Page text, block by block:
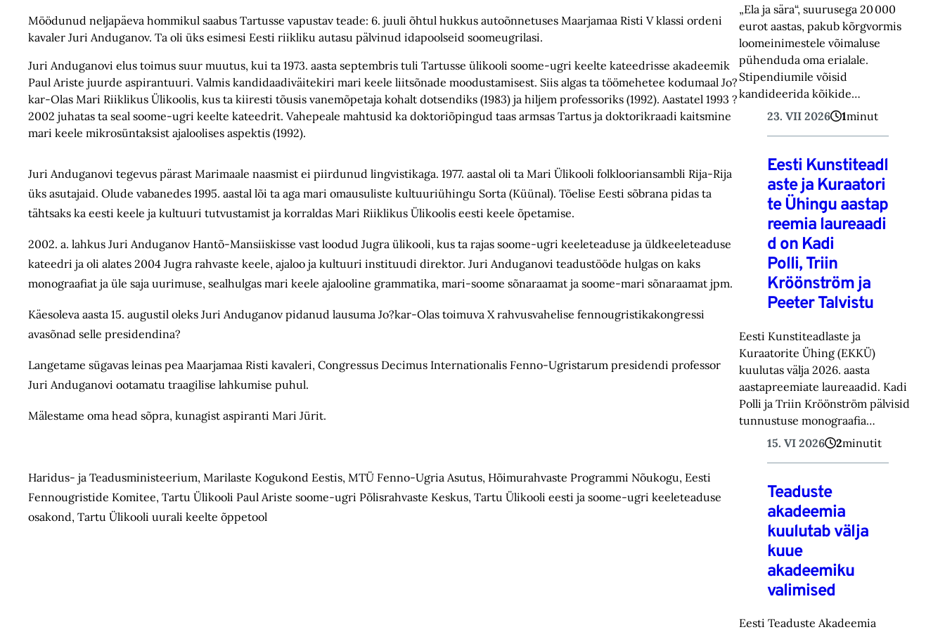
Möödunud neljapäeva hommikul saabus Tartusse vapustav teade: 6. juuli õhtul hukkus autoõnnetuses Maarjamaa Risti V klassi ordeni
kavaler Juri Anduganov. Ta oli üks esimesi Eesti riikliku autasu pälvinud idapoolseid soomeugrilasi.
Juri Anduganovi elus toimus suur muutus, kui ta 1973. aasta septembris tuli Tartusse ülikooli soome-ugri keelte kateedrisse akadeemik
Paul Ariste juurde aspirantuuri. Valmis kandidaadiväitekiri mari keele liitsõnade moodustamisest. Siis algas ta töömehetee kodumaal Jo?
kar-Olas Mari Riiklikus Ülikoolis, kus ta kiiresti tõusis vanemõpetaja kohalt dotsendiks (1983) ja hiljem professoriks (1992). Aastatel 1993 ?
2002 juhatas ta seal soome-ugri keelte kateedrit. Vahepeale mahtusid ka doktoriõpingud taas armsas Tartus ja doktorikraadi kaitsmine
mari keele mikrosüntaksist ajaloolises aspektis (1992).
Juri Anduganovi tegevus pärast Marimaale naasmist ei piirdunud lingvistikaga. 1977. aastal oli ta Mari Ülikooli folklooriansambli Rija-Rija
üks asutajaid. Olude vabanedes 1995. aastal lõi ta aga mari omausuliste kultuuriühingu Sorta (Küünal). Tõelise Eesti sõbrana pidas ta
tähtsaks ka eesti keele ja kultuuri tutvustamist ja korraldas Mari Riiklikus Ülikoolis eesti keele õpetamise.
2002. a. lahkus Juri Anduganov Hantõ-Mansiiskisse vast loodud Jugra ülikooli, kus ta rajas soome-ugri keeleteaduse ja üldkeeleteaduse
kateedri ja oli alates 2004 Jugra rahvaste keele, ajaloo ja kultuuri instituudi direktor. Juri Anduganovi teadustööde hulgas on kaks
monograafiat ja üle saja uurimuse, sealhulgas mari keele ajalooline grammatika, mari-soome sõnaraamat ja soome-mari sõnaraamat jpm.
Käesoleva aasta 15. augustil oleks Juri Anduganov pidanud lausuma Jo?kar-Olas toimuva X rahvusvahelise fennougristikakongressi
avasõnad selle presidendina?
Langetame sügavas leinas pea Maarjamaa Risti kavaleri, Congressus Decimus Internationalis Fenno-Ugristarum presidendi professor
Juri Anduganovi ootamatu traagilise lahkumise puhul.
Mälestame oma head sõpra, kunagist aspiranti Mari Jürit.
Haridus- ja Teadusministeerium, Marilaste Kogukond Eestis, MTÜ Fenno-Ugria Asutus, Hõimurahvaste Programmi Nõukogu, Eesti
Fennougristide Komitee, Tartu Ülikooli Paul Ariste soome-ugri Põlisrahvaste Keskus, Tartu Ülikooli eesti ja soome-ugri keeleteaduse
osakond, Tartu Ülikooli uurali keelte õppetool
„Ela ja sära“, suurusega 20 000
eurot aastas, pakub kõrgvormis
loomeinimestele võimaluse
pühenduda oma erialale.
Stipendiumile võisid
kandideerida kõikide…
23. VII 2026
1minut
Eesti Kunstiteadl
aste ja Kuraatori
te Ühingu aastap
reemia laureaadi
d on Kadi
Polli, Triin
Kröönström ja
Peeter Talvistu
Eesti Kunstiteadlaste ja
Kuraatorite Ühing (EKKÜ)
kuulutas välja 2026. aasta
aastapreemiate laureaadid. Kadi
Polli ja Triin Kröönström pälvisid
tunnustuse monograafia…
15. VI 2026
2minutit
Teaduste
akadeemia
kuulutab välja
kuue
akadeemiku
valimised
Eesti Teaduste Akadeemia